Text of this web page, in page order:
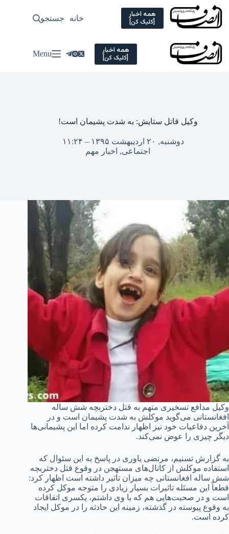
Skip
content
همه اخبار
[کلیک کن] خانه سیاسی
جستجو
همه اخبار
[کلیک کن] Menu
وکیل قاتل ستایش: به شدت پشیمان است!
دوشنبه, ۲۰ اردیبهشت ۱۳۹۵ – ۱۱:۲۴
اجتماعی, اخبار مهم
وکیل مدافع تسخیری متهم به قتل دختربچه شش ساله
افغانستانی می‌گوید موکلش به شدت پشیمان است و در
آخرین دفاعیات خود نیز اظهار ندامت کرده اما این پشیمانی‌ها
دیگر چیزی را عوض نمی‌کند.
به گزارش تسنیم، مرتضی یاوری در پاسخ به این سئوال که
استفاده موکلش از کانال‌های مستهجن در وقوع قتل دختربچه
شش ساله افغانستانی چه میزان تاثیر داشته است اظهار کرد:
قطعاً این مسئله تاثیرات بسیار زیادی را متوجه موکل کرده
است و در صحبت‌هایی هم که با وی داشتم، یکسری اتفاقات
به وقوع پیوسته در گذشته، زمینه این حادثه را در موکل ایجاد
کرده است.